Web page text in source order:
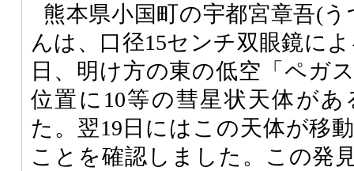
熊本県小国町の宇都宮章吾(
んは、口径15センチ双眼鏡に
日、明け方の東の低空「ペガ
位置に10等の彗星状天体が
た。翌19日にはこの天体が移
ことを確認しました。この発